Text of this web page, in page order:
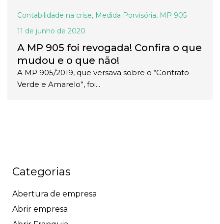
Contabilidade na crise, Medida Porvisória, MP 905
11 de junho de 2020
A MP 905 foi revogada! Confira o que
mudou e o que não!
A MP 905/2019, que versava sobre o “Contrato
Verde e Amarelo”, foi...
Categorias
Abertura de empresa
Abrir empresa